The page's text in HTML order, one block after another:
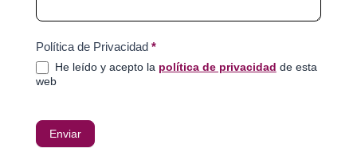
Política de Privacidad *
He leído y acepto la política de privacidad de esta
web
Enviar